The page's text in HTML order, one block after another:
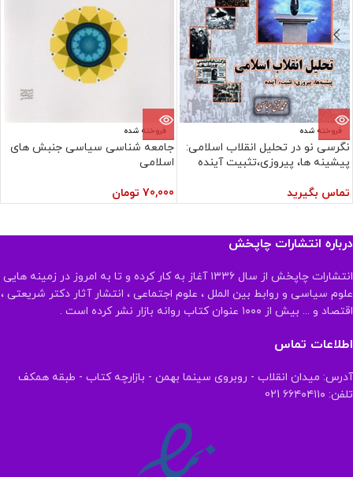
فروخته شده
نگرسی نو در تحلیل انقلاب اسلامی:
پیشینه ها، پیروزی،تثبیت آینده
تماس بگیرید
فروخته شده
جامعه شناسی سیاسی جنبش های
اسلامی
70,000 تومان
درباره انتشارات چاپخش
انتشارات چاپخش از سال ۱۳۳۶ آغاز به کار کرده و تا به امروز در زمینه هایی
علوم سیاسی و روابط بین الملل ، علوم اجتماعی ، انتشار آثار دکتر شریعتی ،
اقتصاد و ... بیش از ۱۰۰۰ عنوان کتاب روانه بازار نشر کرده است .
اطلاعات تماس
آدرس: میدان انقلاب - روبروی سینما بهمن - بازارچه کتاب - طبقه همکف
تلفن: ۶۶۴۰۴۱۱۰ 021